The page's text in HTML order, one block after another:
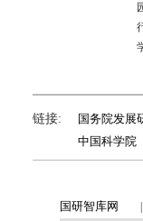
链接: 国务院发展
中国科学院
国研智库网